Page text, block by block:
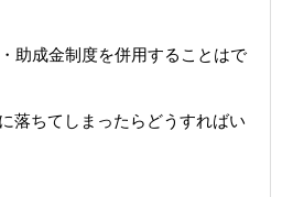
助成金制度を併用することはで
落ちてしまったらどうすればい